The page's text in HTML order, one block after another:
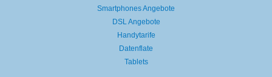
Smartphones Angebote
DSL Angebote
Handytarife
Datenflate
Tablets